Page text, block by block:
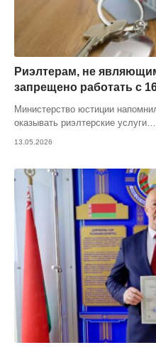
Риэлтерам, не
запрещено работать с
Министерство юстиции
оказывать риэлтерские услуги
13.05.2026